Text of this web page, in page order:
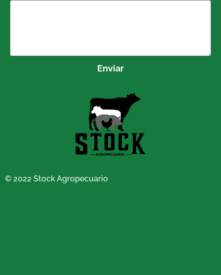
Enviar
© 2022 Stock Agropecuario